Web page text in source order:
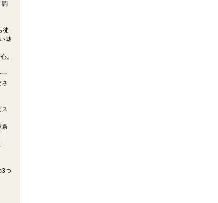
調
徒
魅
。
ー
さ
ス
条
3つ